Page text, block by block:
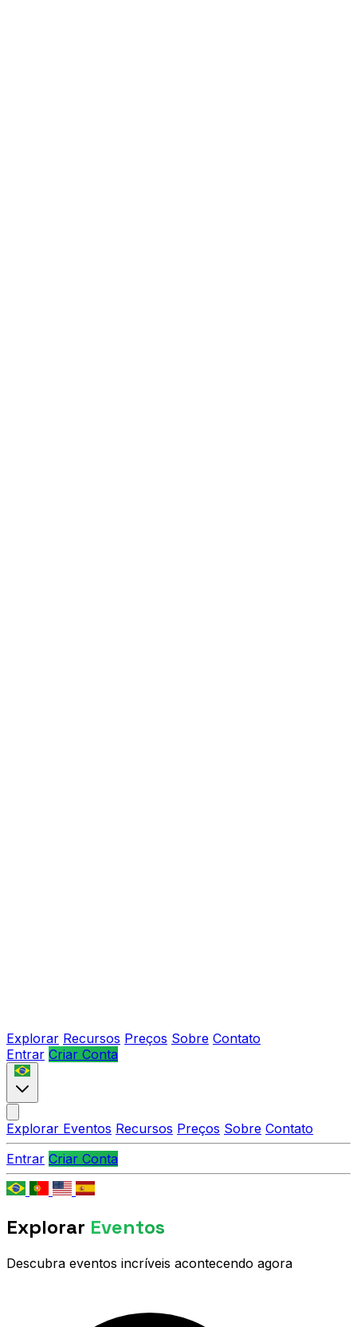
Explorar Recursos Preços Sobre Contato
Entrar Criar Conta
Explorar Eventos Recursos Preços Sobre Contato
Entrar Criar Conta
Explorar Eventos
Descubra eventos incríveis acontecendo agora